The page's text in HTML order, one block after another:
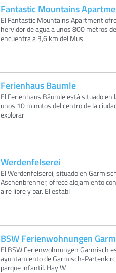
Fantastic Mountains
El Fantastic Mountains Apartment
hervidor de agua a unos 800 metros
encuentra a 3,6 km del Mus
Ferienhaus Baumle
El Ferienhaus Bäumle está situado
unos 10 minutos del centro de la
explorar
Werdenfelserei
El Werdenfelserei, situado en
Aschenbrenner, ofrece alojamiento
aire libre y bar. El establ
BSW Ferienwohnungen
El BSW Ferienwohnungen Garmisch
ayuntamiento de Garmisch-
parque infantil. Hay W